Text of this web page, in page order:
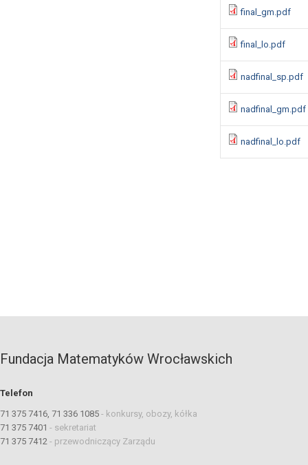
final_gm.pdf
final_lo.pdf
nadfinal_sp.pdf
nadfinal_gm.pdf
nadfinal_lo.pdf
Fundacja Matematyków Wrocławskich
Telefon
71 375 7416, 71 336 1085 - konkursy, obozy, kółka
71 375 7401 - sekretariat
71 375 7412 - przewodniczący Zarządu